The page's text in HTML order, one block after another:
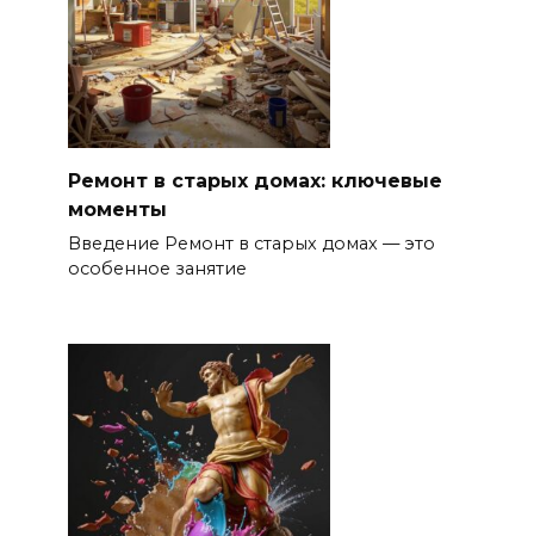
Ремонт в старых домах: ключевые
моменты
Введение Ремонт в старых домах — это
особенное занятие